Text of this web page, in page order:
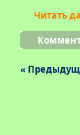
Читать
«